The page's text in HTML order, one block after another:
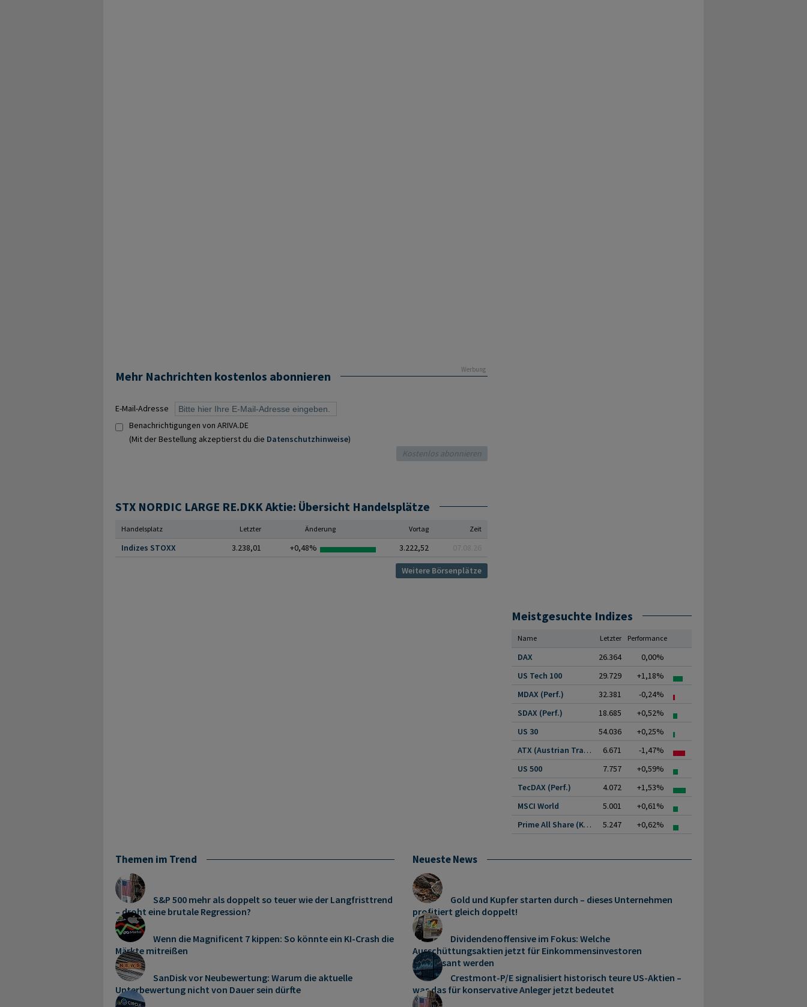
Werbung
Mehr Nachrichten kostenlos abonnieren
E-Mail-Adresse
Benachrichtigungen von ARIVA.DE
(Mit der Bestellung akzeptierst du die Datenschutzhinweise)
STX NORDIC LARGE RE.DKK Aktie: Übersicht Handelsplätze
Handelsplatz Letzter Änderung Vortag Zeit
Indizes STOXX 3.238,01 +0,48% 3.222,52
Weitere Börsenplätze
Meistgesuchte Indizes
Name Letzter Performance
DAX 26.364
0,00%
US Tech 100
29.729
+1,18%
MDAX (Perf.)
32.381
-0,24%
SDAX (Perf.)
18.685
+0,52%
US 30
54.036
+0,25%
ATX (Austrian Traded.
6.671
-1,47%
US 500
7.757
+0,59%
TecDAX (Perf.)
4.072
+1,53%
MSCI World
5.001
+0,61%
Prime All Share (Kurs)
5.247 +0,62%
Themen im Trend
S&P 500 mehr als doppelt so teuer wie der Langfristtrend
– droht eine brutale Regression?
Wenn die Magnificent 7 kippen: So könnte ein KI-Crash die
Märkte mitreißen
SanDisk vor Neubewertung: Warum die aktuelle
Unterbewertung nicht von Dauer sein dürfte
Neueste News
Gold und Kupfer starten durch – dieses Unternehmen
profitiert gleich doppelt!
Dividendenoffensive im Fokus: Welche
Ausschüttungsaktien jetzt für Einkommensinvestoren
interessant werden
Crestmont-P/E signalisiert historisch teure US-Aktien –
was das für konservative Anleger jetzt bedeutet